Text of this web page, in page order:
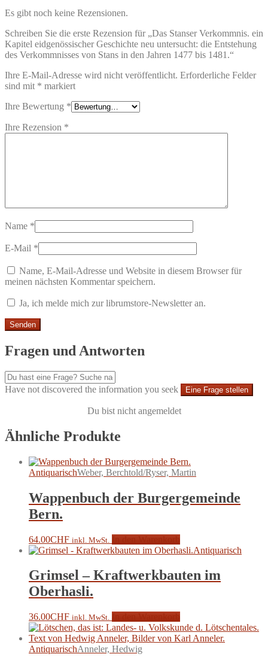
Es gibt noch keine Rezensionen.
Schreiben Sie die erste Rezension für „Das Stanser Verkommnis. ein
Kapitel eidgenössischer Geschichte neu untersucht: die Entstehung
des Verkommnisses von Stans in den Jahren 1477 bis 1481.“
Ihre E-Mail-Adresse wird nicht veröffentlicht. Erforderliche Felder
sind mit * markiert
Ihre Bewertung *
Ihre Rezension *
Name *
E-Mail *
Name, E-Mail-Adresse und Website in diesem Browser für
meinen nächsten Kommentar speichern.
Ja, ich melde mich zur librumstore-Newsletter an.
Fragen und Antworten
Have not discovered the information you seek Eine Frage stellen
Du bist nicht angemeldet
Ähnliche Produkte
AntiquarischWeber, Berchtold/Ryser, Martin
Wappenbuch der Burgergemeinde
Bern.
64.00CHF inkl. MwSt.
Antiquarisch
Grimsel – Kraftwerkbauten im
Oberhasli.
36.00CHF inkl. MwSt.
AntiquarischAnneler, Hedwig